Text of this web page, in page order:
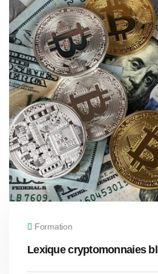
Formation
Lexique cryptomonnaies